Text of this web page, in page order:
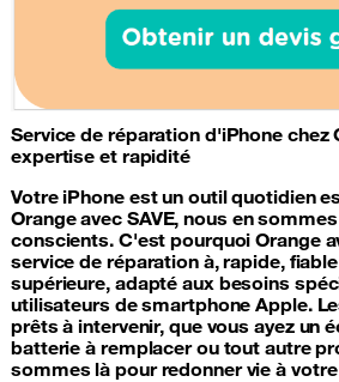
Service de réparation d'iPhone chez
expertise et rapidité
Votre iPhone est un outil quotidien
Orange avec SAVE, nous en
conscients. C'est pourquoi Orange
service de réparation à, rapide,
supérieure, adapté aux besoins
utilisateurs de smartphone Apple.
prêts à intervenir, que vous ayez un
batterie à remplacer ou tout autre
sommes là pour redonner vie à